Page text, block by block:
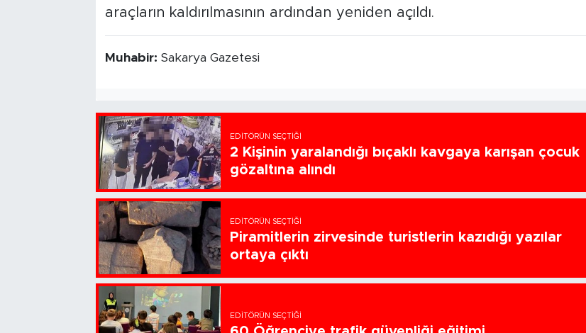
araçların kaldırılmasının ardından yeniden açıldı.
Muhabir: Sakarya Gazetesi
EDITÖRÜN SEÇTIĞI
2 Kişinin yaralandığı bıçaklı kavgaya karışan çocuk
gözaltına alındı
EDITÖRÜN SEÇTIĞI
Piramitlerin zirvesinde turistlerin kazıdığı yazılar
ortaya çıktı
EDITÖRÜN SEÇTIĞI